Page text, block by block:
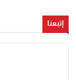
إتبعنا